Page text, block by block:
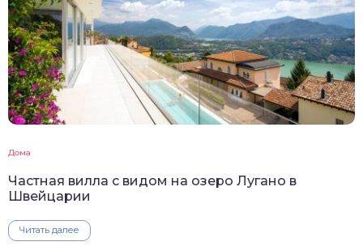
Дома
Частная вилла с видом на озеро Лугано в
Швейцарии
Читать далее